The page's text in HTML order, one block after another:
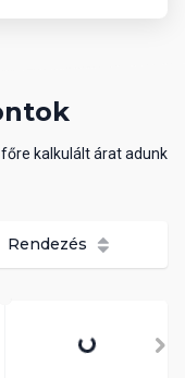
kalkulált árat adunk
Rendezés
620 400 Ft
/ 2 fő